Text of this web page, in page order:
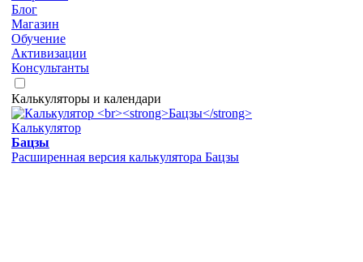
Блог
Магазин
Обучение
Активизации
Консультанты
Калькуляторы и календари
Калькулятор
Бацзы
Расширенная версия калькулятора Бацзы